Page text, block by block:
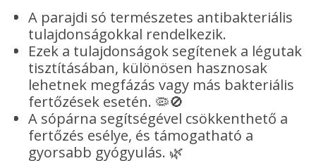
A parajdi só természetes antibakteriális
tulajdonságokkal rendelkezik.
Ezek a tulajdonságok segítenek a légutak
tisztításában, különösen hasznosak
lehetnek megfázás vagy más bakteriális
fertőzések esetén. 🦠🚫
A sópárna segítségével csökkenthető a
fertőzés esélye, és támogatható a
gyorsabb gyógyulás. 🌿